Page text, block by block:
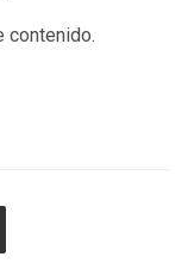
contenido.